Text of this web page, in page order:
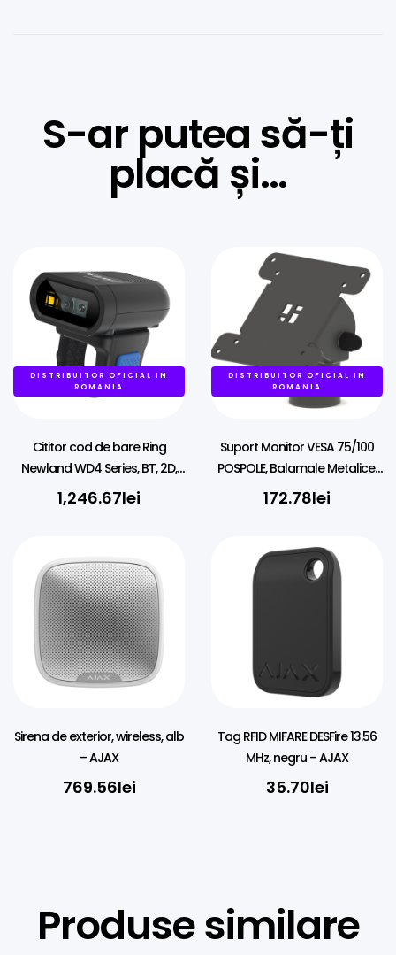
S-ar putea să-ți
placă și…
DISTRIBUITOR OFICIAL IN
ROMANIA
Cititor cod de bare Ring
Newland WD4 Series, BT, 2D,
USB, BT, kit (USB)
1,246.67lei
DISTRIBUITOR OFICIAL IN
ROMANIA
Suport Monitor VESA 75/100
POSPOLE, Balamale Metalice,
Montare pe 38mm
172.78lei
Sirena de exterior, wireless, alb
– AJAX
769.56lei
Tag RFID MIFARE DESFire 13.56
MHz, negru – AJAX
35.70lei
Produse similare